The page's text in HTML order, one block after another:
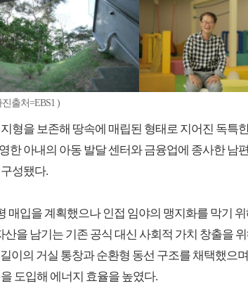
출처=EBS1 )
형을 보존해 땅속에 매립된 형태로 지어진 독특
한 아내의 아동 발달 센터와 금융업에 종사한 남
성됐다.
매입을 계획했으나 인접 임야의 맹지화를 막기
산을 남기는 기존 공식 대신 사회적 가치 창출을
이의 거실 통창과 순환형 동선 구조를 채택했으
도입해 에너지 효율을 높였다.